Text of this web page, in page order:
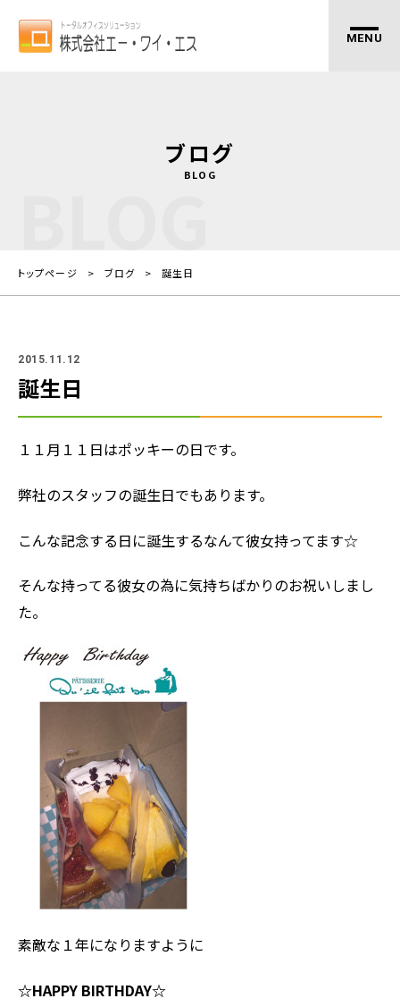
ブログ
BLOG
トップページ ブログ 誕生日
2015.11.12
誕生日
１１月１１日はポッキーの日です。
弊社のスタッフの誕生日でもあります。
こんな記念する日に誕生するなんて彼女持ってます☆
そんな持ってる彼女の為に気持ちばかりのお祝いしまし
た。
素敵な１年になりますように
☆HAPPY BIRTHDAY☆